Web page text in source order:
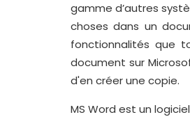
gamme d’autres
choses dans un
fonctionnalités que
document sur
d'en créer une copie.
MS Word est un